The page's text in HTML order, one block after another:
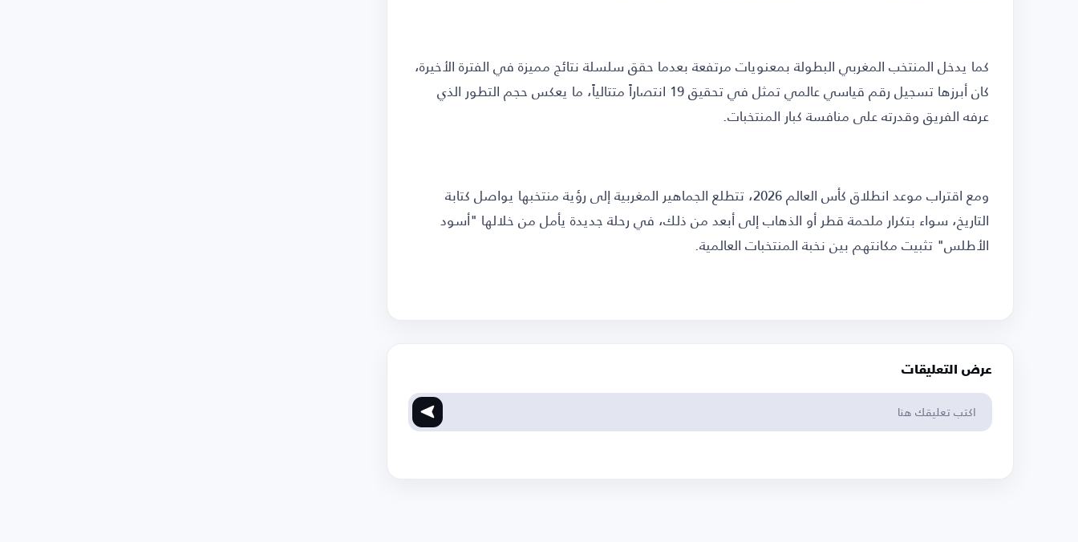
كما يدخل المنتخب المغربي البطولة بمعنويات مرتفعة بعدما حقق سلسلة نتائج مميزة في الفترة الأخيرة،
كان أبرزها تسجيل رقم قياسي عالمي تمثل في تحقيق 19 انتصاراً متتالياً، ما يعكس حجم التطور الذي
عرفه الفريق وقدرته على منافسة كبار المنتخبات.
ومع اقتراب موعد انطلاق كأس العالم 2026، تتطلع الجماهير المغربية إلى رؤية منتخبها يواصل كتابة
التاريخ، سواء بتكرار ملحمة قطر أو الذهاب إلى أبعد من ذلك، في رحلة جديدة يأمل من خلالها "أسود
الأطلس" تثبيت مكانتهم بين نخبة المنتخبات العالمية.
عرض التعليقات